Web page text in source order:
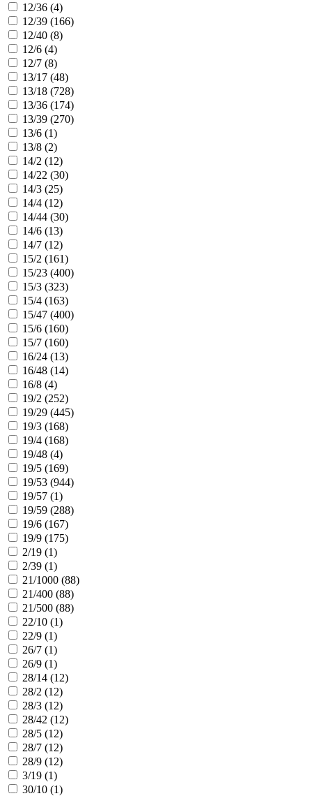
12/36 (4)
12/39 (166)
12/40 (8)
12/6 (4)
12/7 (8)
13/17 (48)
13/18 (728)
13/36 (174)
13/39 (270)
13/6 (1)
13/8 (2)
14/2 (12)
14/22 (30)
14/3 (25)
14/4 (12)
14/44 (30)
14/6 (13)
14/7 (12)
15/2 (161)
15/23 (400)
15/3 (323)
15/4 (163)
15/47 (400)
15/6 (160)
15/7 (160)
16/24 (13)
16/48 (14)
16/8 (4)
19/2 (252)
19/29 (445)
19/3 (168)
19/4 (168)
19/48 (4)
19/5 (169)
19/53 (944)
19/57 (1)
19/59 (288)
19/6 (167)
19/9 (175)
2/19 (1)
2/39 (1)
21/1000 (88)
21/400 (88)
21/500 (88)
22/10 (1)
22/9 (1)
26/7 (1)
26/9 (1)
28/14 (12)
28/2 (12)
28/3 (12)
28/42 (12)
28/5 (12)
28/7 (12)
28/9 (12)
3/19 (1)
30/10 (1)